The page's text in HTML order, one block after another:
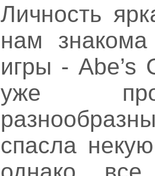
Личность
нам
игры - Abe’s
уже
спасла